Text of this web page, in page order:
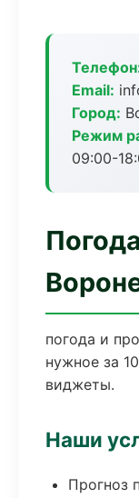
Email:
Город:
Режим
09:00-
погода и
нужное за
виджеты.
Наши
Прогноз